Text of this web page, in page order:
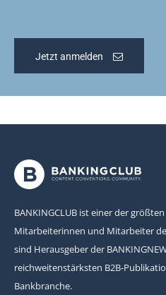
Jetzt anmelden
BANKINGCLUB ist einer der
Mitarbeiterinnen und Mitarbeiter
sind Herausgeber der
reichweitenstärksten B2B-
Bankbranche.